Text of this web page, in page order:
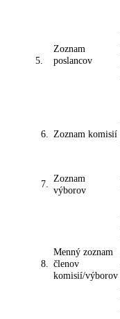
5.
Zoznam
poslancov
6. Zoznam komisií
7. Zoznam
výborov
8.
Menný zoznam
členov
komisií/výborov